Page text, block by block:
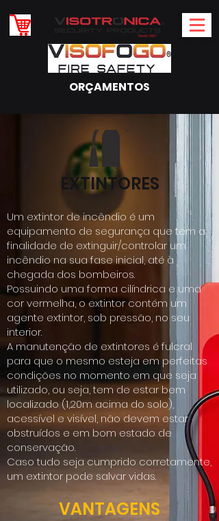
ORÇAMENTOS
EXTINTORES
Um extintor de incêndio é um
equipamento de segurança que tem a
finalidade de extinguir/controlar um
incêndio na sua fase inicial, até à
chegada dos bombeiros.
Possuindo uma forma cilíndrica e uma
cor vermelha, o extintor contém um
agente extintor, sob pressão, no seu
interior.
A manutenção de extintores é fulcral
para que o mesmo esteja em perfeitas
condições no momento em que seja
utilizado, ou seja, tem de estar bem
localizado (1,20m acima do solo),
acessível e visível, não devem estar
obstruídos e em bom estado de
conservação.
Caso tudo seja cumprido corretamente,
um extintor pode salvar vidas.
VANTAGENS